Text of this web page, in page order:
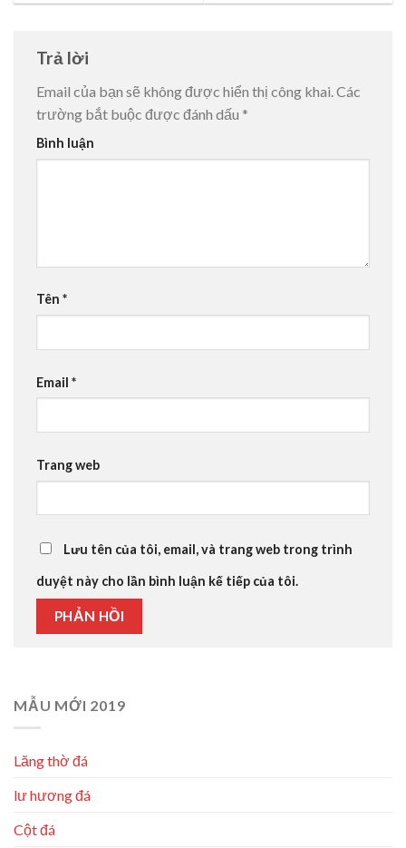
Trả lời
Email của bạn sẽ không được hiển thị công khai.Các
trường bắt buộc được đánh dấu *
Bình luận
Tên *
Email *
Trang web
Lưu tên của tôi, email, và trang web trong trình
duyệt này cho lần bình luận kế tiếp của tôi.
MẪU MỚI 2019
Lăng thờ đá
lư hương đá
Cột đá